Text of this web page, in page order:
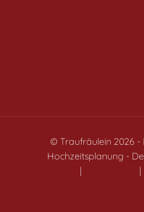
© Traufräulein 2026 -
Hochzeitsplanung -
| |